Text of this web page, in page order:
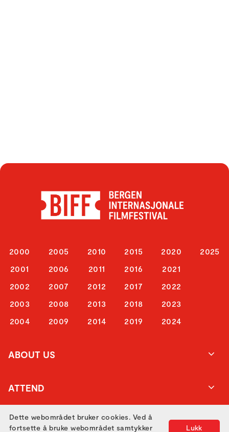
2000
2001
2002
2003
2004
2005
2006
2007
2008
2009
2010
2011
2012
2013
2014
2015
2016
2017
2018
2019
2020
2021
2022
2023
2024
2025
ABOUT US
ATTEND
GET IN TOUCH
Lukk
Dette webområdet bruker cookies. Ved å
fortsette å bruke webområdet samtykker